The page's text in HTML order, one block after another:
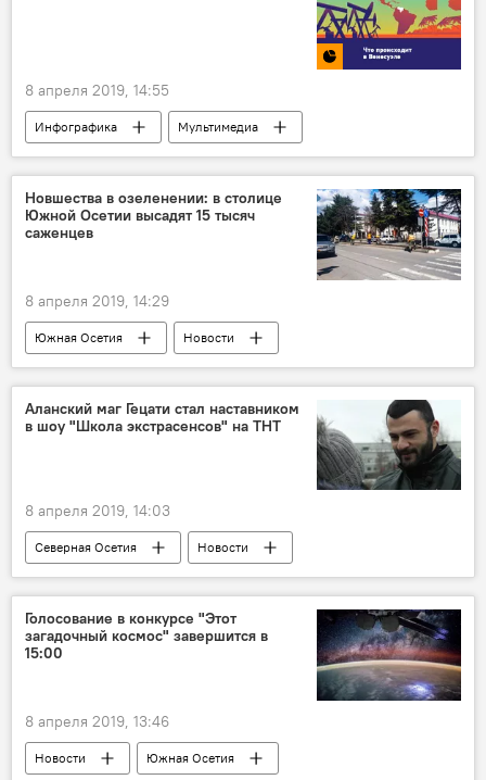
8 апреля 2019, 14:55
Инфографика Мультимедиа
Новшества в озеленении: в столице
Южной Осетии высадят 15 тысяч
саженцев
8 апреля 2019, 14:29
Южная Осетия Новости
Аланский маг Гецати стал наставником
в шоу "Школа экстрасенсов" на ТНТ
8 апреля 2019, 14:03
Северная Осетия
Новости
Культура
Голосование в конкурсе "Этот
загадочный космос" завершится в
15:00
8 апреля 2019, 13:46
Новости Южная Осетия